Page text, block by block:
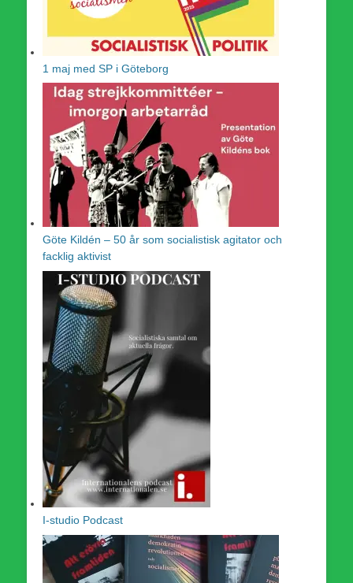
1 maj med SP i Göteborg
Göte Kildén – 50 år som socialistisk agitator och
facklig aktivist
I-studio Podcast